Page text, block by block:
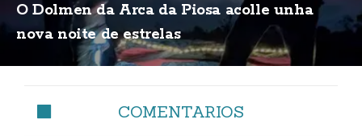
O Dolmen da Arca da Piosa acolle unha
nova noite de estrelas
COMENTARIOS